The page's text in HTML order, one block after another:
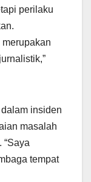
perilaku
insiden
masalah
“Saya
tempat